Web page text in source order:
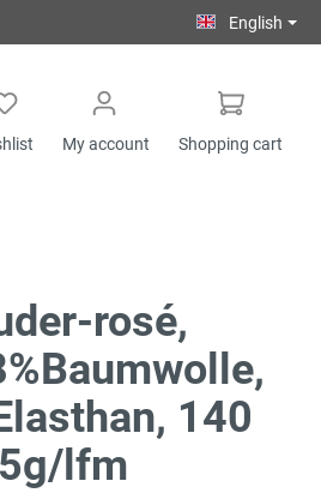
English
My account Shopping cart
rosé,
140
lfm